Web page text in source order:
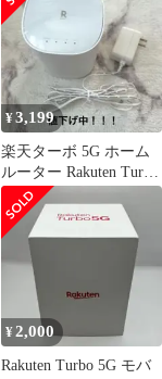
¥3,199
楽天ターボ 5G ホーム
ルーター Rakuten Turbo
本体
¥2,000
Rakuten Turbo 5G モバ